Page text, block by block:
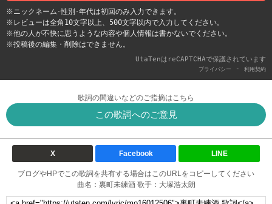
※ニックネーム･性別･年代は初回のみ入力できます。
※レビューは全角10文字以上、500文字以内で入力してください。
※他の人が不快に思うような内容や個人情報は書かないでください。
※投稿後の編集・削除はできません。
UtaTenはreCAPTCHAで保護されています
プライバシー - 利用契約
歌詞の間違いなどのご指摘はこちら
この歌詞へのご意見
X Facebook LINE
ブログやHPでこの歌詞を共有する場合はこのURLをコピーしてください
曲名：裏町未練酒 歌手：大塚浩太朗